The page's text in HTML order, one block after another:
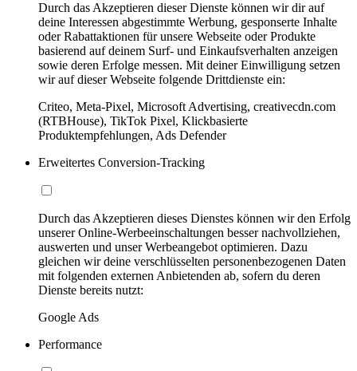
Durch das Akzeptieren dieser Dienste können wir dir auf
deine Interessen abgestimmte Werbung, gesponserte Inhalte
oder Rabattaktionen für unsere Webseite oder Produkte
basierend auf deinem Surf- und Einkaufsverhalten anzeigen
sowie deren Erfolge messen. Mit deiner Einwilligung setzen
wir auf dieser Webseite folgende Drittdienste ein:
Criteo, Meta-Pixel, Microsoft Advertising, creativecdn.com
(RTBHouse), TikTok Pixel, Klickbasierte
Produktempfehlungen, Ads Defender
Erweitertes Conversion-Tracking
Durch das Akzeptieren dieses Dienstes können wir den Erfolg
unserer Online-Werbeeinschaltungen besser nachvollziehen,
auswerten und unser Werbeangebot optimieren. Dazu
gleichen wir deine verschlüsselten personenbezogenen Daten
mit folgenden externen Anbietenden ab, sofern du deren
Dienste bereits nutzt:
Google Ads
Performance